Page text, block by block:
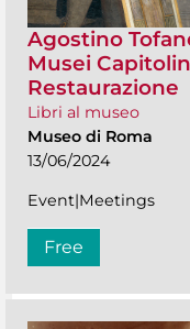
Agostino
Musei
Restaurazione
Libri al museo
Museo di Roma
13/06/2024
Event|Meetings
Free